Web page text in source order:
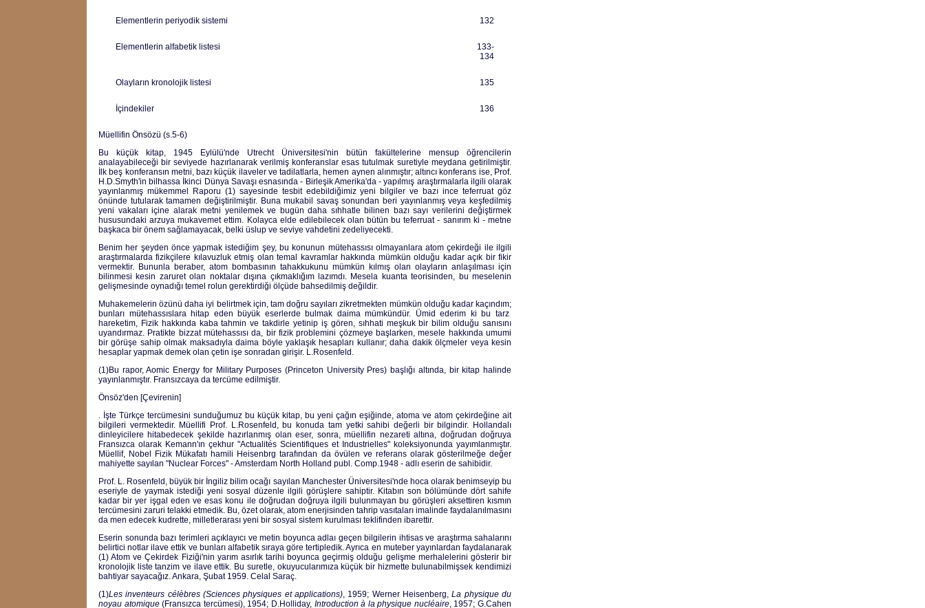
Elementlerin periyodik sistemi 132
Elementlerin alfabetik listesi
133-
134
Olayların kronolojik listesi 135
İçindekiler 136
Müellifin Önsözü (s.5-6)
Bu küçük kitap, 1945 Eylülü'nde Utrecht Üniversitesi'nin bütün fakültelerine mensup öğrencilerin
analayabileceği bir seviyede hazırlanarak verilmiş konferanslar esas tutulmak suretiyle meydana getirilmiştir.
İlk beş konferansın metni, bazı küçük ilaveler ve tadilatlarla, hemen aynen alınmıştır; altıncı konferans ise, Prof.
H.D.Smyth'in bilhassa İkinci Dünya Savaşı esnasında - Birleşik Amerika'da - yapılmış araştırmalarla ilgili olarak
yayınlanmış mükemmel Raporu (1) sayesinde tesbit edebildiğimiz yeni bilgiler ve bazı ince teferruat göz
önünde tutularak tamamen değiştirilmiştir. Buna mukabil savaş sonundan beri yayınlanmış veya keşfedilmiş
yeni vakaları içine alarak metni yenilemek ve bugün daha sıhhatle bilinen bazı sayı verilerini değiştirmek
hususundaki arzuya mukavemet ettim. Kolayca elde edilebilecek olan bütün bu teferruat - sanırım ki - metne
başkaca bir önem sağlamayacak, belki üslup ve seviye vahdetini zedeliyecekti.
Benim her şeyden önce yapmak istediğim şey, bu konunun mütehassısı olmayanlara atom çekirdeği ile ilgili
araştırmalarda fizikçilere kılavuzluk etmiş olan temal kavramlar hakkında mümkün olduğu kadar açık bir fikir
vermektir. Bununla beraber, atom bombasının tahakkukunu mümkün kılmış olan olayların anlaşılması için
bilinmesi kesin zaruret olan noktalar dışına çıkmaklığım lazımdı. Mesela kuanta teorisinden, bu meselenin
gelişmesinde oynadığı temel rolun gerektirdiği ölçüde bahsedilmiş değildir.
Muhakemelerin özünü daha iyi belirtmek için, tam doğru sayıları zikretmekten mümkün olduğu kadar kaçındım;
bunları mütehassıslara hitap eden büyük eserlerde bulmak daima mümkündür. Ümid ederim ki bu tarz
hareketim, Fizik hakkında kaba tahmin ve takdirle yetinip iş gören, sıhhati meşkuk bir bilim olduğu sanısını
uyandırmaz. Pratikte bizzat mütehassısı da, bir fizik problemini çözmeye başlarken, mesele hakkında umumi
bir görüşe sahip olmak maksadıyla daima böyle yaklaşık hesapları kullanır; daha dakik ölçmeler veya kesin
hesaplar yapmak demek olan çetin işe sonradan girişir. L.Rosenfeld.
(1)Bu rapor, Aomic Energy for Military Purposes (Princeton University Pres) başlığı altında, bir kitap halinde
yayınlanmıştır. Fransızcaya da tercüme edilmiştir.
Önsöz'den [Çevirenin]
. İşte Türkçe tercümesini sunduğumuz bu küçük kitap, bu yeni çağın eşiğinde, atoma ve atom çekirdeğine ait
bilgileri vermektedir. Müellifi Prof. L.Rosenfeld, bu konuda tam yetki sahibi değerli bir bilgindir. Hollandalı
dinleyicilere hitabedecek şekilde hazırlanmış olan eser, sonra, müellifin nezareti altına, doğrudan doğruya
Fransızca olarak Kemann'ın çekhur "Actualités Scientifiques et Industrielles" koleksiyonunda yayımlanmıştır.
Müellif, Nobel Fizik Mükafatı hamili Heisenbrg tarafından da övülen ve referans olarak gösterilmeğe değer
mahiyette sayılan "Nuclear Forces" - Amsterdam North Holland publ. Comp.1948 - adlı eserin de sahibidir.
Prof. L. Rosenfeld, büyük bir İngiliz bilim ocağı sayılan Manchester Üniversitesi'nde hoca olarak benimseyip bu
eseriyle de yaymak istediği yeni sosyal düzenle ilgili görüşlere sahiptir. Kitabın son bölümünde dört sahife
kadar bir yer işgal eden ve esas konu ile doğrudan doğruya ilgili bulunmayan bu görüşleri aksettiren kısmın
tercümesini zaruri telakki etmedik. Bu, özet olarak, atom enerjisinden tahrip vasıtaları imalinde faydalanılmasını
da men edecek kudrette, milletlerarası yeni bir sosyal sistem kurulması teklifinden ibarettir.
Eserin sonunda bazı terimleri açıklayıcı ve metin boyunca adlaı geçen bilgilerin ihtisas ve araştırma sahalarını
belirtici notlar ilave ettik ve bunları alfabetik sıraya göre tertipledik. Ayrıca en muteber yayınlardan faydalanarak
(1) Atom ve Çekirdek Fiziği'nin yarım asırlık tarihi boyunca geçirmiş olduğu gelişme merhalelerini gösterir bir
kronolojik liste tanzim ve ilave ettik. Bu suretle, okuyucularımıza küçük bir hizmette bulunabilmişsek kendimizi
bahtiyar sayacağız. Ankara, Şubat 1959. Celal Saraç.
(1)Les inventeurs célèbres (Sciences physiques et applications), 1959; Werner Heisenberg,La physique du
noyau atomique(Fransızca tercümesi), 1954; D.Holliday, Introduction à la physique nucléaire, 1957; G.Cahen